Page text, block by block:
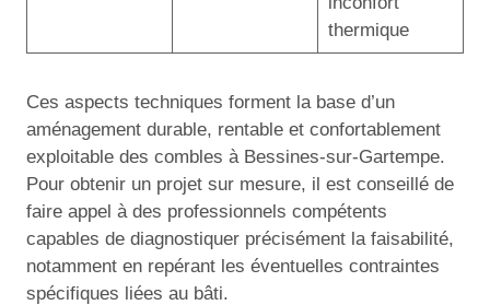
thermique
Ces aspects techniques forment la base d’un
aménagement durable, rentable et confortablement
exploitable des combles à Bessines-sur-Gartempe.
Pour obtenir un projet sur mesure, il est conseillé de
faire appel à des professionnels compétents
capables de diagnostiquer précisément la faisabilité,
notamment en repérant les éventuelles contraintes
spécifiques liées au bâti.